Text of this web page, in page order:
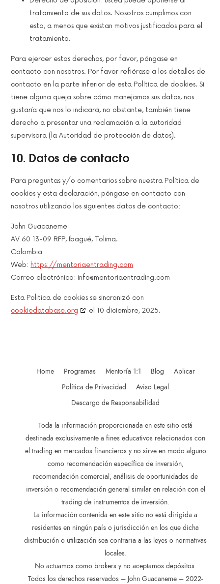
tratamiento de sus datos. Nosotros cumplimos con
esto, a menos que existan motivos justificados para el
tratamiento.
Para ejercer estos derechos, por favor, póngase en
contacto con nosotros. Por favor refiérase a los detalles de
contacto en la parte inferior de esta Política de dookies. Si
tiene alguna queja sobre cómo manejamos sus datos, nos
gustaría que nos lo indicara, no obstante, también tiene
derecho a presentar una reclamación a la autoridad
supervisora (la Autoridad de protección de datos).
10. Datos de contacto
Para preguntas y/o comentarios sobre nuestra Política de
cookies y esta declaración, póngase en contacto con
nosotros utilizando los siguientes datos de contacto:
John Guacaneme
AV 60 13-09 RFP, Ibagué, Tolima.
Colombia
Web: https://mentoriaentrading.com
Correo electrónico:info@mentoriaentrading.com
Esta Politica de cookies se sincronizó con
cookiedatabase.org
el 10 diciembre, 2025.
Home Programas Mentoría 1:1 Blog
Aplicar
Política de Privacidad
Aviso Legal
Descargo de Responsabilidad
Toda la información proporcionada en este sitio está
destinada exclusivamente a fines educativos relacionados con
el trading en mercados financieros y no sirve en modo alguno
como recomendación específica de inversión,
recomendación comercial, análisis de oportunidades de
inversión o recomendación general similar en relación con el
trading de instrumentos de inversión.
La información contenida en este sitio no está dirigida a
residentes en ningún país o jurisdicción en los que dicha
distribución o utilización sea contraria a las leyes o normativas
locales.
No actuamos como brokers y no aceptamos depósitos.
Todos los derechos reservados – John Guacaneme – 2022-